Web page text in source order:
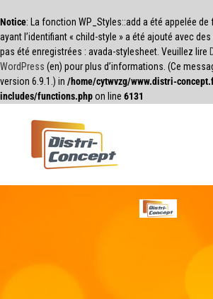
Notice: La fonction WP_Styles::add a été appelée de
ayant l’identifiant « child-style » a été ajouté avec
pas été enregistrées : avada-stylesheet. Veuillez lire
WordPress (en) pour plus d’informations. (Ce
version 6.9.1.) in /home/cytwvzg/www.distri-
includes/functions.phpon line 6131